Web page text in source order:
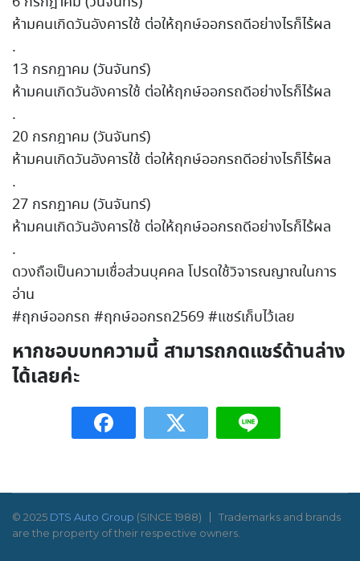
ห้ามคนเกิดวันอังคารใช้ ต่อให้ฤกษ์ออกรถดีอย่างไรก็ไร้ผล
.
13 กรกฎาคม (วันจันทร์)
ห้ามคนเกิดวันอังคารใช้ ต่อให้ฤกษ์ออกรถดีอย่างไรก็ไร้ผล
.
20 กรกฎาคม (วันจันทร์)
ห้ามคนเกิดวันอังคารใช้ ต่อให้ฤกษ์ออกรถดีอย่างไรก็ไร้ผล
.
27 กรกฎาคม (วันจันทร์)
ห้ามคนเกิดวันอังคารใช้ ต่อให้ฤกษ์ออกรถดีอย่างไรก็ไร้ผล
.
ดวงถือเป็นความเชื่อส่วนบุคคล โปรดใช้วิจารณญาณในการ
อ่าน
#ฤกษ์ออกรถ #ฤกษ์ออกรถ2569 #แชร์เก็บไว้เลย
หากชอบบทความนี้ สามารถกดแชร์ด้านล่าง
ได้เลยค่ะ
© 2025 DTS Auto Group (SINCE 1988)
Trademarks and brands
are the property of their respective owners.